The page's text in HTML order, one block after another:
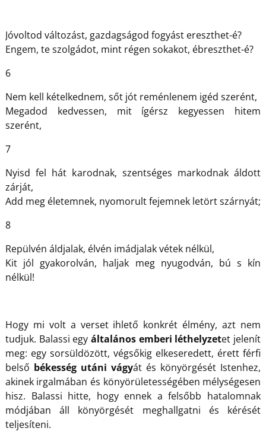
Jóvoltod változást, gazdagságod fogyást ereszthet-é?
Engem, te szolgádot, mint régen sokakot, ébreszthet-é?
6
Nem kell kételkednem, sőt jót reménlenem igéd szerént,
Megadod kedvessen, mit ígérsz kegyessen hitem
szerént,
7
Nyisd fel hát karodnak, szentséges markodnak áldott
zárját,
Add meg életemnek, nyomorult fejemnek letört szárnyát;
8
Repülvén áldjalak, élvén imádjalak vétek nélkül,
Kit jól gyakorolván, haljak meg nyugodván, bú s kín
nélkül!
Hogy mi volt a verset ihlető konkrét élmény, azt nem
tudjuk. Balassi egy általános emberi léthelyzetet jelenít
meg: egy sorsüldözött, végsőkig elkeseredett, érett férfi
belső békesség utáni vágyát és könyörgését Istenhez,
akinek irgalmában és könyörületességében mélységesen
hisz. Balassi hitte, hogy ennek a felsőbb hatalomnak
módjában áll könyörgését meghallgatni és kérését
teljesíteni.